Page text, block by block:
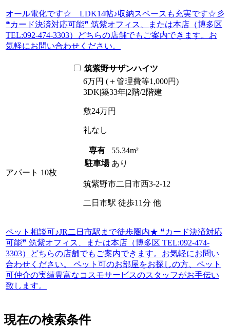
オール電化です☆ LDK14帖♪収納スペースも充実です☆彡
❝カード決済対応可能❞ 筑紫オフィス、または本店（博多区
TEL:092-474-3303）どちらの店舗でもご案内できます。お
気軽にお問い合わせください。
筑紫野サザンハイツ
アパート 10枚
6万円 (＋管理費等1,000円)
3DK|築33年|2階/2階建
敷24万円
礼なし
専有
55.34m²
駐車場 あり
筑紫野市二日市西3-2-12
二日市駅 徒歩11分 他
ペット相談可♪JR二日市駅まで徒歩圏内★ ❝カード決済対応
可能❞ 筑紫オフィス、または本店（博多区 TEL:092-474-
3303）どちらの店舗でもご案内できます。お気軽にお問い
合わせください。 ペット可のお部屋をお探しの方、ペット
可仲介の実績豊富なコスモサービスのスタッフがお手伝い
致します。
現在の検索条件